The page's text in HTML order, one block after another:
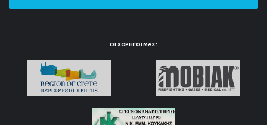
ΟΙ ΧΟΡΗΓΟΊ ΜΑΣ: